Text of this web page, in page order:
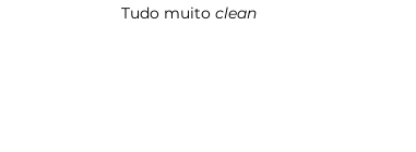
Tudo muito clean